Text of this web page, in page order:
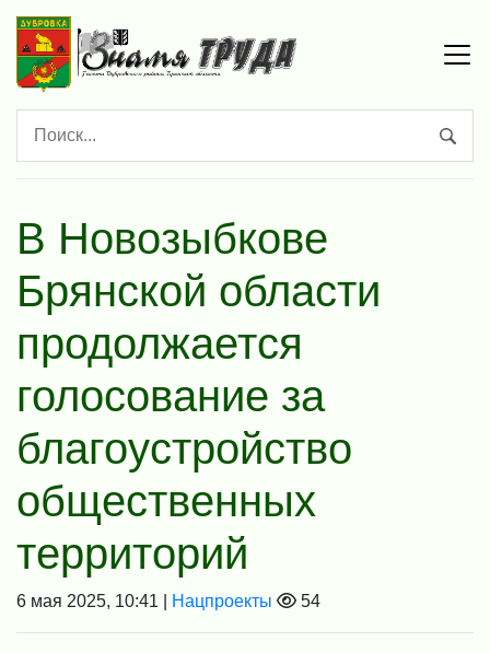
В Новозыбкове
Брянской области
продолжается
голосование за
благоустройство
общественных
территорий
6 мая 2025, 10:41 | Нацпроекты 54